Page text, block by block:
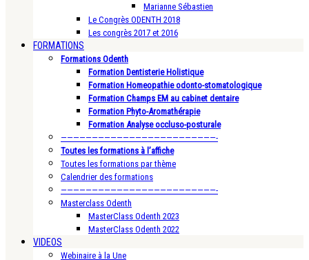
Marianne Sébastien
Le Congrès ODENTH 2018
Les congrès 2017 et 2016
FORMATIONS
Formations Odenth
Formation Dentisterie Holistique
Formation Homeopathie odonto-stomatologique
Formation Champs EM au cabinet dentaire
Formation Phyto-Aromathérapie
Formation Analyse occluso-posturale
—————————————————————————-
Toutes les formations à l’affiche
Toutes les formations par thème
Calendrier des formations
—————————————————————————-
Masterclass Odenth
MasterClass Odenth 2023
MasterClass Odenth 2022
VIDEOS
Webinaire à la Une